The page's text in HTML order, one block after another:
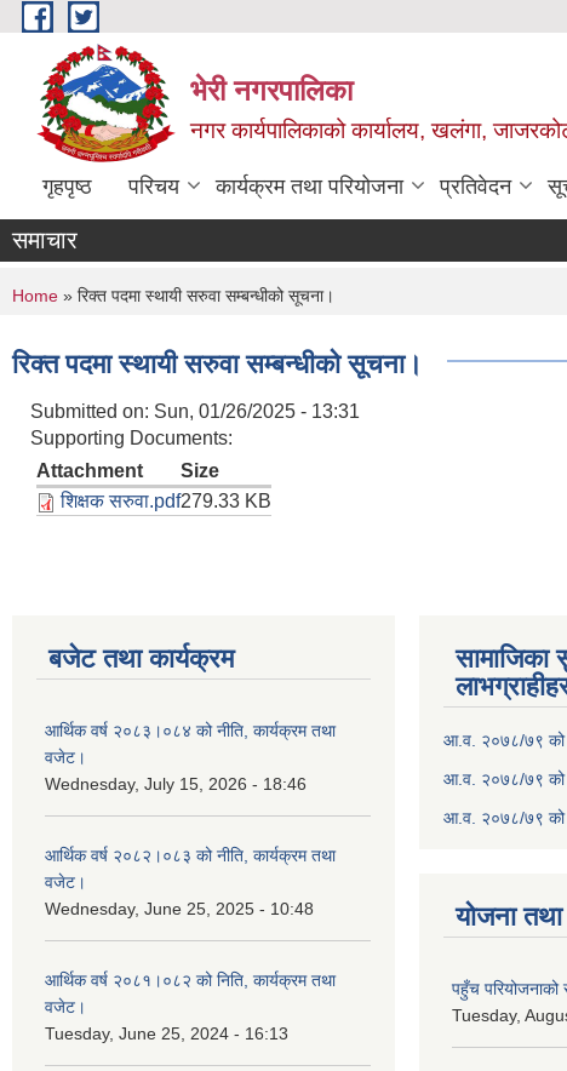
Skip to main content
भेरी नगरपालिका
नगर कार्यपालिकाको कार्यालय, खलंगा,
गृहपृष्ठ परिचय कार्यक्रम तथा परियोजना प्रतिवेदन
समाचार
You are here
Home » रिक्त पदमा स्थायी सरुवा सम्बन्धीको सूचना।
रिक्त पदमा स्थायी सरुवा सम्बन्धीको सूचना।
Submitted on: Sun, 01/26/2025 - 13:31
Supporting Documents:
Attachment
Size
शिक्षक सरुवा.pdf279.33 KB
बजेट तथा कार्यक्रम
आर्थिक वर्ष २०८३।०८४ को नीति, कार्यक्रम तथा
वजेट।
Wednesday, July 15, 2026 - 18:46
आर्थिक वर्ष २०८२।०८३ को नीति, कार्यक्रम तथा
वजेट।
Wednesday, June 25, 2025 - 10:48
आर्थिक वर्ष २०८१।०८२ को निति, कार्यक्रम तथा
वजेट।
Tuesday, June 25, 2024 - 16:13
सामाजिका
आ.व. २०७८/७९ को
आ.व. २०७८/७९ को
आ.व. २०७८/७९ को
योजना तथा
पहुँच
Tuesday,